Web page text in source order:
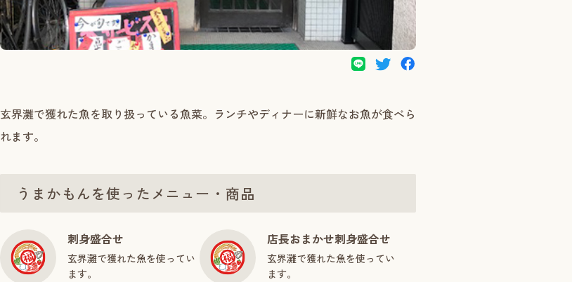
玄界灘で獲れた魚を取り扱っている魚菜。ランチやディナーに新鮮なお魚が食べら
れます。
うまかもんを使ったメニュー・商品
刺身盛合せ
玄界灘で獲れた魚を使ってい
ます。
店長おまかせ刺身盛合せ
玄界灘で獲れた魚を使ってい
ます。